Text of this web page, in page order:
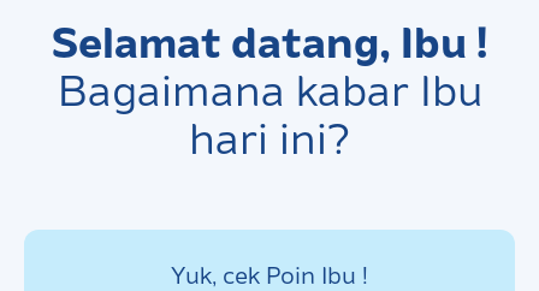
Selamat datang, Ibu !
Bagaimana kabar Ibu
hari ini?
Yuk, cek Poin Ibu !